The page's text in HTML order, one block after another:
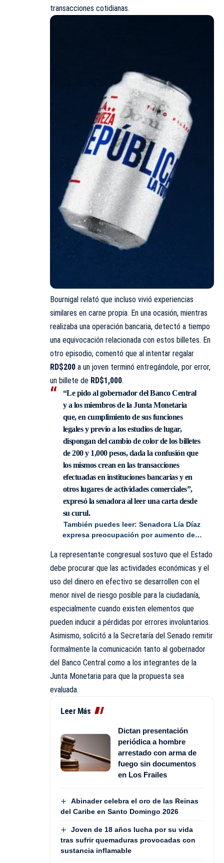
transacciones cotidianas.
Bournigal relató que incluso vivió experiencias
similares en carne propia. En una ocasión, mientras
realizaba una operación bancaria, detectó a tiempo
una equivocación relacionada con estos billetes. En
otro episodio, comentó que al intentar regalar
RD$200 a un joven terminó entregándole, por error,
un billete de RD$1,000.
“Le pido al gobernador del Banco Central
y a los miembros de la Junta Monetaria
que, en cumplimiento de sus funciones
legales y previo a los estudios de lugar,
dispongan del cambio de color de los billetes
de 200 y 1,000 pesos, dada la confusión que
los mismos crean en las transacciones
efectuadas en instituciones bancarias y en
otros lugares de actividades comerciales”,
expresó la senadora al leer una carta desde
su curul.
También puedes leer: Senadora Lía Díaz
expresa preocupación por aumento de…
La representante congresual sostuvo que el Estado
debe procurar que las actividades económicas y el
uso del dinero en efectivo se desarrollen con el
menor nivel de riesgo posible para la ciudadanía,
especialmente cuando existen elementos que
pueden inducir a pérdidas por errores involuntarios.
Asimismo, solicitó a la Secretaría del Senado remitir
formalmente la comunicación tanto al gobernador
del Banco Central como a los integrantes de la
Junta Monetaria para que la propuesta sea
evaluada.
Leer Más
Dictan presentación
periódica a hombre
arrestado con arma de
fuego sin documentos
en Los Frailes
Abinader celebra el oro de las Reinas
del Caribe en Santo Domingo 2026
Joven de 18 años lucha por su vida
tras sufrir quemaduras provocadas con
sustancia inflamable